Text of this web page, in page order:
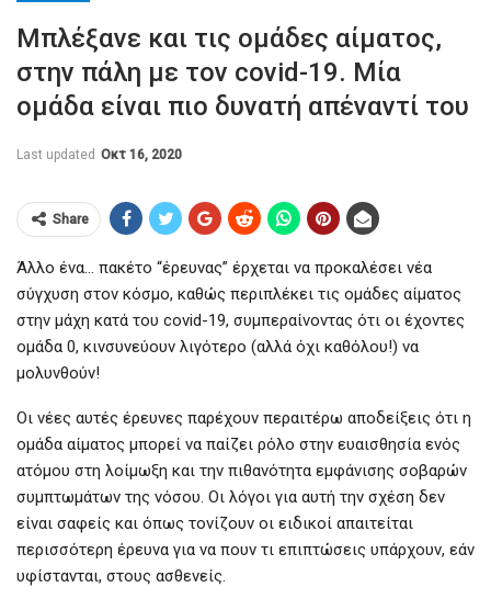
Μπλέξανε και τις ομάδες αίματος,
στην πάλη με τον covid-19. Μία
ομάδα είναι πιο δυνατή απέναντί του
Last updated Οκτ 16, 2020
Share
Άλλο ένα… πακέτο “έρευνας” έρχεται να προκαλέσει νέα
σύγχυση στον κόσμο, καθώς περιπλέκει τις ομάδες αίματος
στην μάχη κατά του covid-19, συμπεραίνοντας ότι οι έχοντες
ομάδα 0, κινσυνεύουν λιγότερο (αλλά όχι καθόλου!) να
μολυνθούν!
Οι νέες αυτές έρευνες παρέχουν περαιτέρω αποδείξεις ότι η
ομάδα αίματος μπορεί να παίζει ρόλο στην ευαισθησία ενός
ατόμου στη λοίμωξη και την πιθανότητα εμφάνισης σοβαρών
συμπτωμάτων της νόσου. Οι λόγοι για αυτή την σχέση δεν
είναι σαφείς και όπως τονίζουν οι ειδικοί απαιτείται
περισσότερη έρευνα για να πουν τι επιπτώσεις υπάρχουν, εάν
υφίστανται, στους ασθενείς.